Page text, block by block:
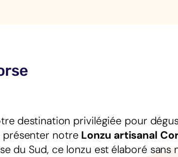
destination privilégiée pour
présenter notre Lonzu artisanal
du Sud, ce lonzu est élaboré sans